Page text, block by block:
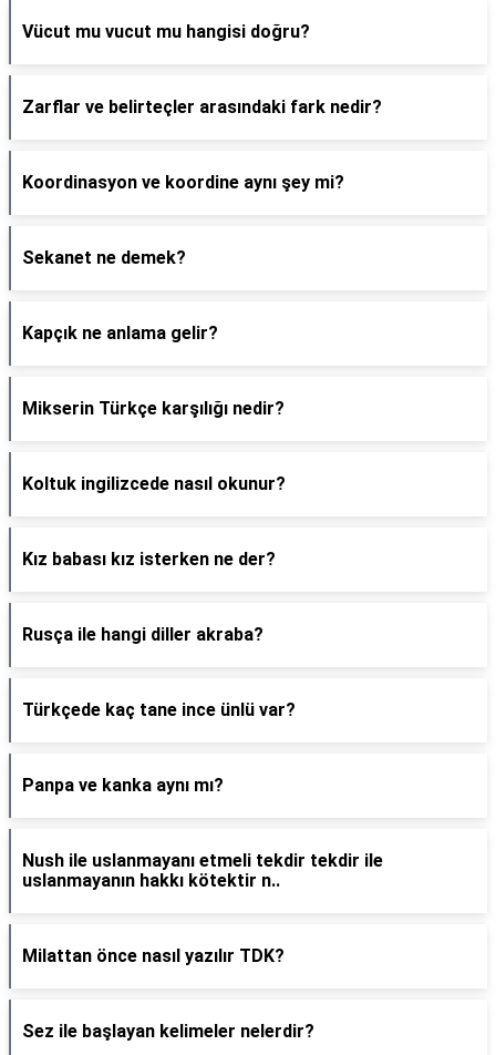
Vücut mu vucut mu hangisi doğru?
Zarflar ve belirteçler arasındaki fark nedir?
Koordinasyon ve koordine aynı şey mi?
Sekanet ne demek?
Kapçık ne anlama gelir?
Mikserin Türkçe karşılığı nedir?
Koltuk ingilizcede nasıl okunur?
Kız babası kız isterken ne der?
Rusça ile hangi diller akraba?
Türkçede kaç tane ince ünlü var?
Panpa ve kanka aynı mı?
Nush ile uslanmayanı etmeli tekdir tekdir ile
uslanmayanın hakkı kötektir n..
Milattan önce nasıl yazılır TDK?
Sez ile başlayan kelimeler nelerdir?